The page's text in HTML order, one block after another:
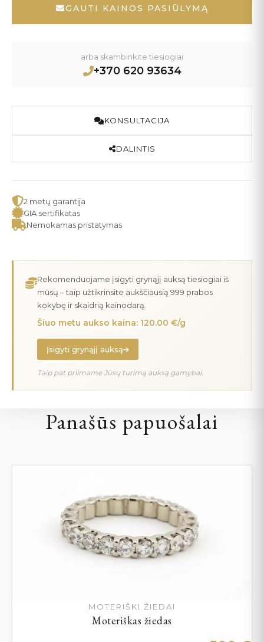
GAUTI KAINOS PASIŪLYMĄ
arba skambinkite tiesiogiai
+370 620 93634
KONSULTACIJA
DALINTIS
2 metų garantija
GIA sertifikatas
Nemokamas pristatymas
Rekomenduojame įsigyti grynąjį auksą tiesiogiai iš
mūsų – taip užtikrinsite aukščiausią 999 prabos
kokybę ir skaidrią kainodarą.
Šiuo metu aukso kaina: 120.00 €/g
Įsigyti grynąjį auksą
Taip pat priimame Jūsų turimą auksą gamybai.
Panašūs papuošalai
MOTERIŠKI ŽIEDAI
Moteriškas žiedas